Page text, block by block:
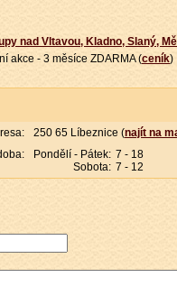
nad Vltavou, Kladno, Slaný,
akce - 3 měsíce ZDARMA (ceník)
250 65 Líbeznice (najít na
Pondělí - Pátek: 7 - 18
Sobota: 7 - 12